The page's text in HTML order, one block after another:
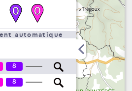
0 0
automatique
8
8